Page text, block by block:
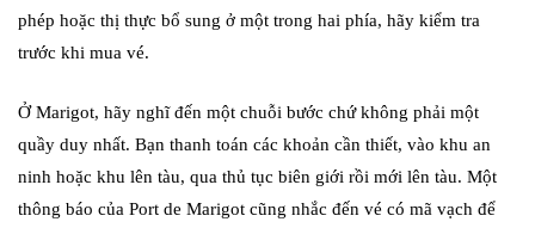
phép hoặc thị thực bổ sung ở một trong hai phía, hãy kiểm tra
trước khi mua vé.
Ở Marigot, hãy nghĩ đến một chuỗi bước chứ không phải một
quầy duy nhất. Bạn thanh toán các khoản cần thiết, vào khu an
ninh hoặc khu lên tàu, qua thủ tục biên giới rồi mới lên tàu. Một
thông báo của Port de Marigot cũng nhắc đến vé có mã vạch để